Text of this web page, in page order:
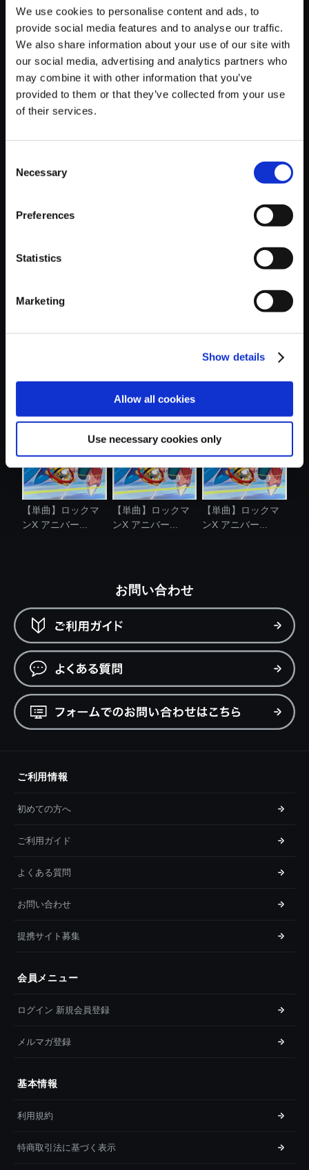
We use cookies to personalise content and ads, to
provide social media features and to analyse our traffic.
We also share information about your use of our site with
our social media, advertising and analytics partners who
may combine it with other information that you’ve
provided to them or that they’ve collected from your use
of their services.
Selection
Necessary
Preferences
Statistics
Marketing
Show details
Allow all cookies
Use necessary cookies only
【単曲】ロックマンX アニバー
サリーコレクション サウンドト
ラック RE；FUTURE
おすすめ商品
【単曲】ロックマ
ンX アニバー...
【単曲】ロックマ
ンX アニバー...
【単曲】ロックマ
ンX アニバー...
お問い合わせ
ご利用情報
初めての方へ
ご利用ガイド
よくある質問
お問い合わせ
提携サイト募集
会員メニュー
ログイン 新規会員登録
メルマガ登録
基本情報
利用規約
特商取引法に基づく表示